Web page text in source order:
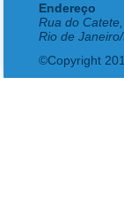
Endereço
Rua do
Rio de
©Copyright